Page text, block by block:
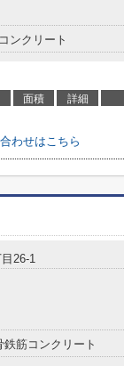
ンクリート
面積 詳細
わせはこちら
26-1
鉄筋コンクリート